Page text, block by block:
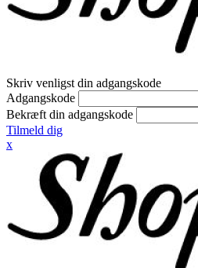
Skriv venligst din adgangskode
Adgangskode
Bekræft din adgangskode
Tilmeld dig
x